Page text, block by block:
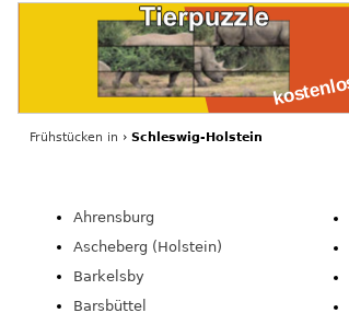
Frühstücken in › Schleswig-Holstein
Ahrensburg
Ascheberg (Holstein)
Barkelsby
Barsbüttel